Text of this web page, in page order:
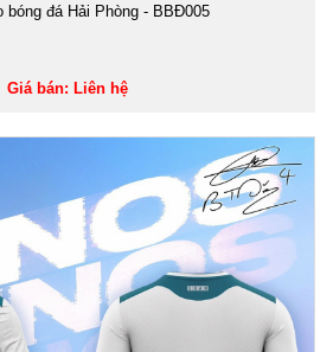
bóng đá Hải Phòng - BBĐ005
Giá bán: Liên hệ